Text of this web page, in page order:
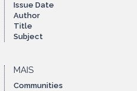
Issue Date
Author
Title
Subject
MAIS
Communities